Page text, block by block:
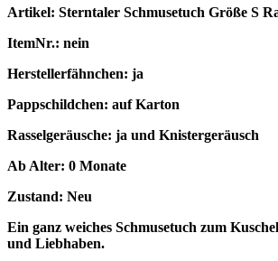
Artikel: Sterntaler Schmusetuch Größe S
ItemNr.: nein
Herstellerfähnchen: ja
Pappschildchen: auf Karton
Rasselgeräusche: ja und Knistergeräusch
Ab Alter: 0 Monate
Zustand: Neu
Ein ganz weiches Schmusetuch zum
und Liebhaben.